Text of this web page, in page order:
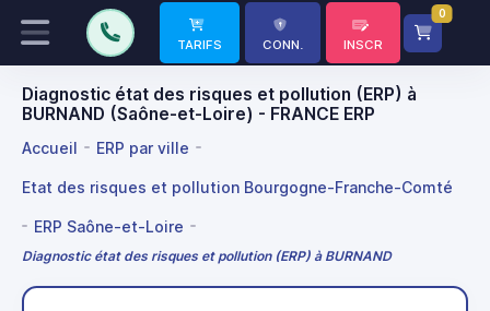
TARIFS CONN. INSCR
0
Diagnostic état des risques et pollution (ERP) à
BURNAND (Saône-et-Loire) - FRANCE ERP
Accueil ERP par ville
Etat des risques et pollution Bourgogne-Franche-Comté
ERP Saône-et-Loire
Diagnostic état des risques et pollution (ERP) à BURNAND